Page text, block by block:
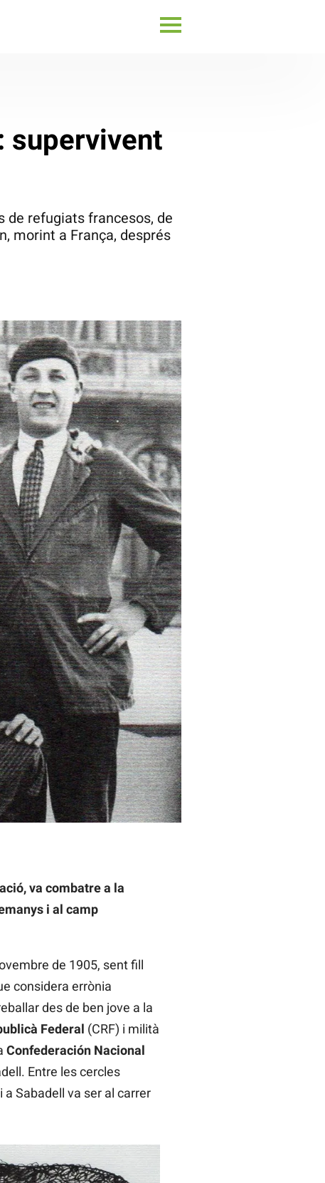
AAS
supervivent
de refugiats francesos, de
morint a França, després
va combatre a la
i al camp
de 1905, sent fill
considera errònia
des de ben jove a la
Federal (CRF) i milità
Confederación Nacional
Entre les cercles
a Sabadell va ser al carrer